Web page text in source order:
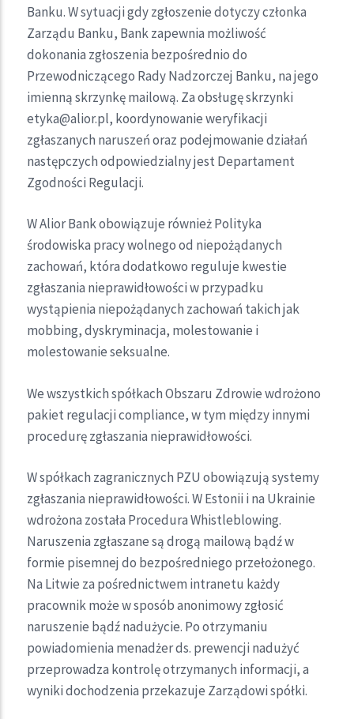
Banku. W sytuacji gdy zgłoszenie dotyczy członka
Zarządu Banku, Bank zapewnia możliwość
dokonania zgłoszenia bezpośrednio do
Przewodniczącego Rady Nadzorczej Banku, na jego
imienną skrzynkę mailową. Za obsługę skrzynki
etyka@alior.pl, koordynowanie weryfikacji
zgłaszanych naruszeń oraz podejmowanie działań
następczych odpowiedzialny jest Departament
Zgodności Regulacji.
W Alior Bank obowiązuje również Polityka
środowiska pracy wolnego od niepożądanych
zachowań, która dodatkowo reguluje kwestie
zgłaszania nieprawidłowości w przypadku
wystąpienia niepożądanych zachowań takich jak
mobbing, dyskryminacja, molestowanie i
molestowanie seksualne.
We wszystkich spółkach Obszaru Zdrowie wdrożono
pakiet regulacji compliance, w tym między innymi
procedurę zgłaszania nieprawidłowości.
W spółkach zagranicznych PZU obowiązują systemy
zgłaszania nieprawidłowości. W Estonii i na Ukrainie
wdrożona została Procedura Whistleblowing.
Naruszenia zgłaszane są drogą mailową bądź w
formie pisemnej do bezpośredniego przełożonego.
Na Litwie za pośrednictwem intranetu każdy
pracownik może w sposób anonimowy zgłosić
naruszenie bądź nadużycie. Po otrzymaniu
powiadomienia menadżer ds. prewencji nadużyć
przeprowadza kontrolę otrzymanych informacji, a
wyniki dochodzenia przekazuje Zarządowi spółki.